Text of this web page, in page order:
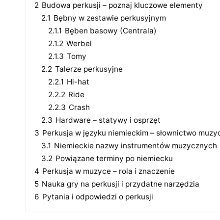
2 Budowa perkusji – poznaj kluczowe elementy
2.1 Bębny w zestawie perkusyjnym
2.1.1 Bęben basowy (Centrala)
2.1.2 Werbel
2.1.3 Tomy
2.2 Talerze perkusyjne
2.2.1 Hi-hat
2.2.2 Ride
2.2.3 Crash
2.3 Hardware – statywy i osprzęt
3 Perkusja w języku niemieckim – słownictwo
3.1 Niemieckie nazwy instrumentów muzycznych
3.2 Powiązane terminy po niemiecku
4 Perkusja w muzyce – rola i znaczenie
5 Nauka gry na perkusji i przydatne narzędzia
6 Pytania i odpowiedzi o perkusji